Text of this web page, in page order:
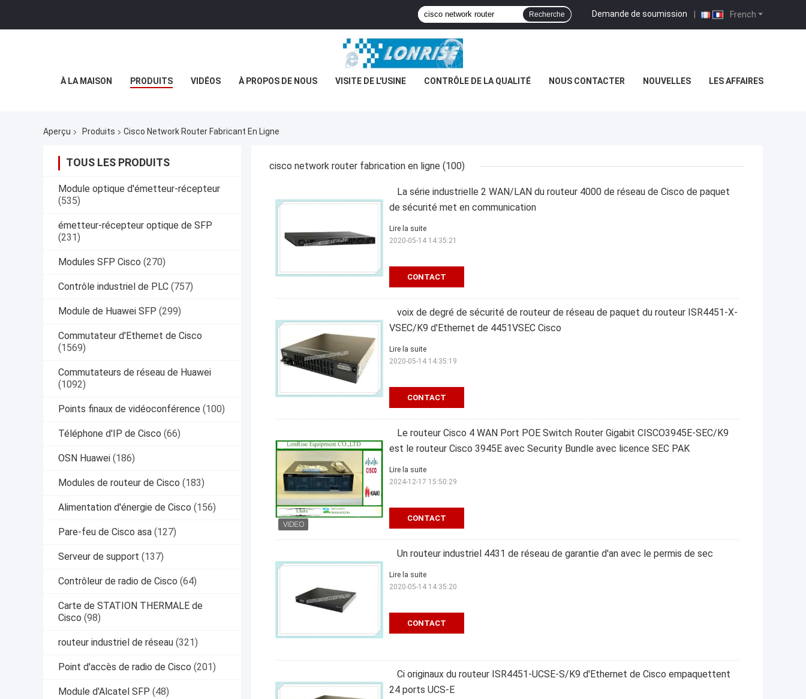
French
Demande de soumission |
Recherche
À LA MAISON PRODUITS VIDÉOS À PROPOS DE NOUS VISITE DE L'USINE CONTRÔLE DE LA QUALITÉ NOUS CONTACTER NOUVELLES LES AFFAIRES
Aperçu Produits Cisco Network Router Fabricant En Ligne
TOUS LES PRODUITS
Module optique d'émetteur-récepteur
(535)
émetteur-récepteur optique de SFP
(231)
Modules SFP Cisco (270)
Contrôle industriel de PLC (757)
Module de Huawei SFP (299)
Commutateur d'Ethernet de Cisco
(1569)
Commutateurs de réseau de Huawei
(1092)
Points finaux de vidéoconférence (100)
Téléphone d'IP de Cisco (66)
OSN Huawei (186)
Modules de routeur de Cisco (183)
Alimentation d'énergie de Cisco (156)
Pare-feu de Cisco asa (127)
Serveur de support (137)
Contrôleur de radio de Cisco (64)
Carte de STATION THERMALE de
Cisco (98)
routeur industriel de réseau (321)
Point d'accès de radio de Cisco (201)
Module d'Alcatel SFP (48)
cisco network router fabrication en ligne (100)
La série industrielle 2 WAN/LAN du routeur 4000 de réseau de Cisco de paquet
de sécurité met en communication
CONTACT
Lire la suite
2020-05-14 14:35:21
voix de degré de sécurité de routeur de réseau de paquet du routeur ISR4451-X-
VSEC/K9 d'Ethernet de 4451VSEC Cisco
CONTACT
Lire la suite
2020-05-14 14:35:19
Le routeur Cisco 4 WAN Port POE Switch Router Gigabit CISCO3945E-SEC/K9
est le routeur Cisco 3945E avec Security Bundle avec licence SEC PAK
CONTACT
Lire la suite
2024-12-17 15:50:29
Un routeur industriel 4431 de réseau de garantie d'an avec le permis de sec
CONTACT
Lire la suite
2020-05-14 14:35:20
Ci originaux du routeur ISR4451-UCSE-S/K9 d'Ethernet de Cisco empaquettent
24 ports UCS-E